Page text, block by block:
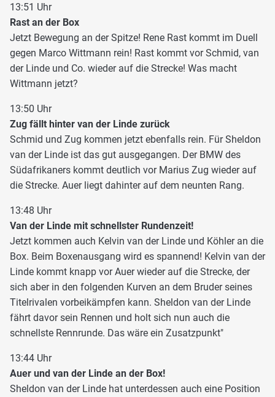
13:51 Uhr
Rast an der Box
Jetzt Bewegung an der Spitze! Rene Rast kommt im Duell
gegen Marco Wittmann rein! Rast kommt vor Schmid, van
der Linde und Co. wieder auf die Strecke! Was macht
Wittmann jetzt?
13:50 Uhr
Zug fällt hinter van der Linde zurück
Schmid und Zug kommen jetzt ebenfalls rein. Für Sheldon
van der Linde ist das gut ausgegangen. Der BMW des
Südafrikaners kommt deutlich vor Marius Zug wieder auf
die Strecke. Auer liegt dahinter auf dem neunten Rang.
13:48 Uhr
Van der Linde mit schnellster Rundenzeit!
Jetzt kommen auch Kelvin van der Linde und Köhler an die
Box. Beim Boxenausgang wird es spannend! Kelvin van der
Linde kommt knapp vor Auer wieder auf die Strecke, der
sich aber in den folgenden Kurven an dem Bruder seines
Titelrivalen vorbeikämpfen kann. Sheldon van der Linde
fährt davor sein Rennen und holt sich nun auch die
schnellste Rennrunde. Das wäre ein Zusatzpunkt"
13:44 Uhr
Auer und van der Linde an der Box!
Sheldon van der Linde hat unterdessen auch eine Position